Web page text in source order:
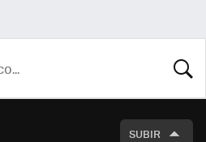
SUBIR